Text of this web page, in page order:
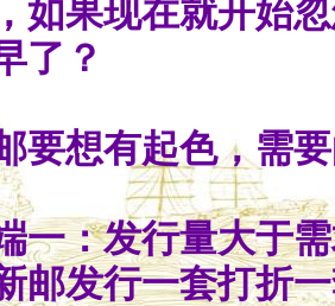
如果现在就开始
了？
想有起色，需要
：发行量大于需
邮发行一套打折